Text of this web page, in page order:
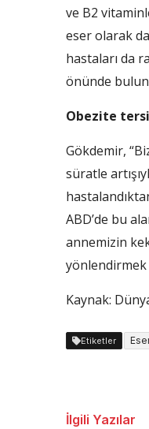
ve B2
eser olarak
hastaları da
önünde
Obezite
Gökdemir,
süratle
ABD’de bu
annemizin
yönlendirmek
Kaynak:
Etiketler
İlgili Yazılar